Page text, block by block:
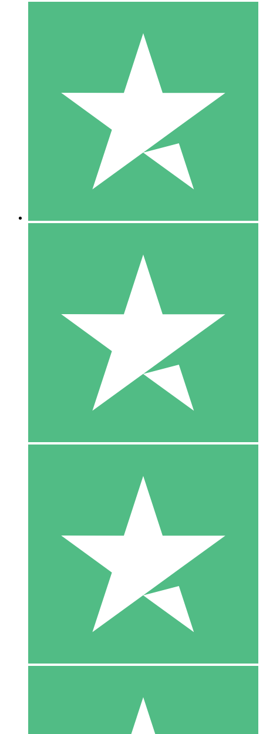
Pacchetti di Crediti Individuali
Paga a consumo con crediti di download. Nessun impegno
1 Download
10
US$1500
10 Download
20